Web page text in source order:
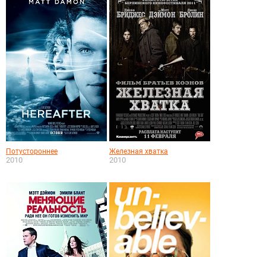
Потустороннее
2010
Железная хватка
2010